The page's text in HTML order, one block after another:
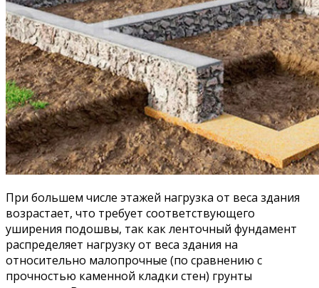
При большем числе этажей нагрузка от веса здания
возрастает, что требует соответствующего
уширения подошвы, так как ленточный фундамент
распределяет нагрузку от веса здания на
относительно малопрочные (по сравнению с
прочностью каменной кладки стен) грунты